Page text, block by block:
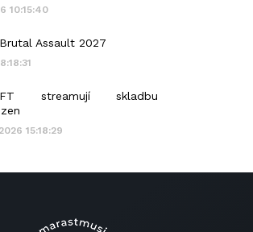
10:15:40
Assault 2027
streamují skladbu
15:18:29